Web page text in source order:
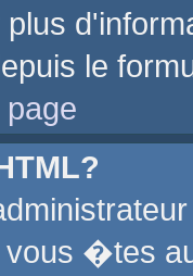
le
vous �tes